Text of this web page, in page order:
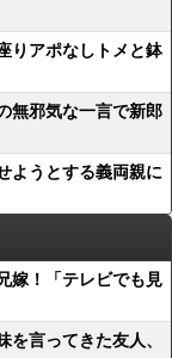
りアポなしトメと鉢
無邪気な一言で新郎
ようとする義両親に
嫁！「テレビでも見
言ってきた友人、